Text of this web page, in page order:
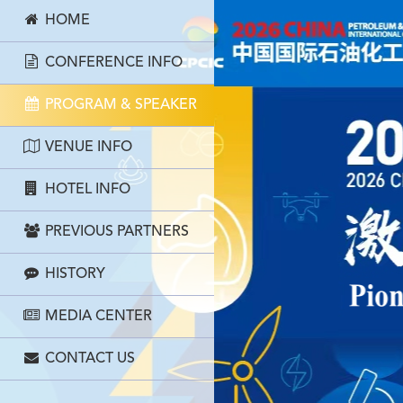
HOME
CONFERENCE INFO
PROGRAM & SPEAKER
VENUE INFO
HOTEL INFO
PREVIOUS PARTNERS
HISTORY
MEDIA CENTER
CONTACT US